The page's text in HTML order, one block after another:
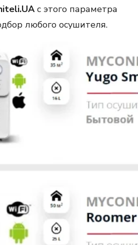
с этого параметра
любого осушителя.